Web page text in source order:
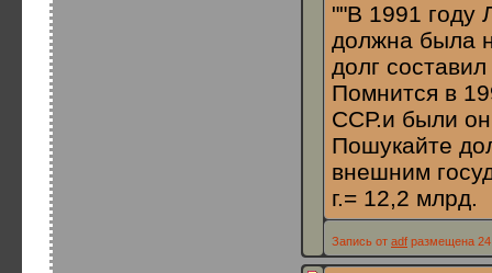
""В 1991 году
должна была
долг
Помнится в
ССР.и были
Пошукайте
внешним
г.= 12,2 млрд.
Запись от adf размещена